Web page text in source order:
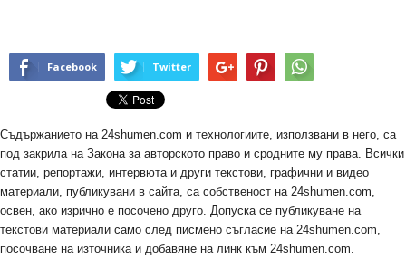
Facebook Twitter
Съдържанието на 24shumen.com и технологиите, използвани в него, са
под закрила на Закона за авторското право и сродните му права. Всички
статии, репортажи, интервюта и други текстови, графични и видео
материали, публикувани в сайта, са собственост на 24shumen.com,
освен, ако изрично е посочено друго. Допуска се публикуване на
текстови материали само след писмено съгласие на 24shumen.com,
посочване на източника и добавяне на линк към 24shumen.com.